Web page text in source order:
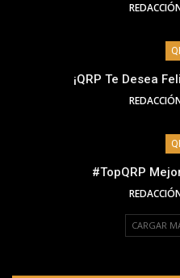
¡QRP Te Desea
#TopQRP
CARGAR